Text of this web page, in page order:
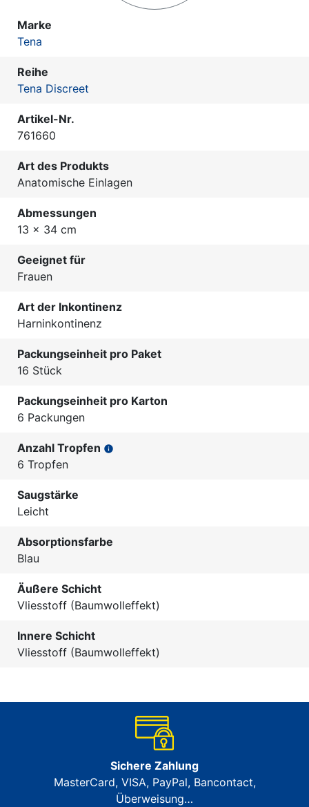
Marke
Tena
Reihe
Tena Discreet
Artikel-Nr.
761660
Art des Produkts
Anatomische Einlagen
Abmessungen
13 x 34 cm
Geeignet für
Frauen
Art der Inkontinenz
Harninkontinenz
Packungseinheit pro Paket
16 Stück
Packungseinheit pro Karton
6 Packungen
Anzahl Tropfen info
6 Tropfen
Saugstärke
Leicht
Absorptionsfarbe
Blau
Äußere Schicht
Vliesstoff (Baumwolleffekt)
Innere Schicht
Vliesstoff (Baumwolleffekt)
Sichere Zahlung
MasterCard, VISA, PayPal, Bancontact,
Überweisung…